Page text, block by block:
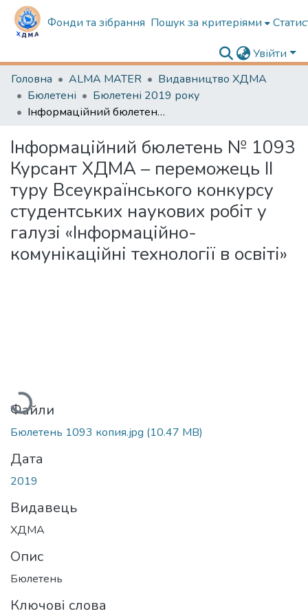
Фонди та зібрання Пошук за критеріями
Увійти
Головна
ALMA MATER
Видавництво ХДМА
Бюлетені
Бюлетені 2019 року
Інформаційний бюлетень № 1093 Курсант ХДМА – переможець ІІ туру Всеукраїнського конкурсу студентських наукових робіт у галузі «Інформаційно-комунікаційні технології в освіті»
Інформаційний бюлетень № 1093
Курсант ХДМА – переможець ІІ
туру Всеукраїнського конкурсу
студентських наукових робіт у
галузі «Інформаційно-
комунікаційні технології в освіті»
Файли
Бюлетень 1093 копия.jpg (10.47 MB)
Дата
2019
Видавець
ХДМА
Опис
Бюлетень
Ключові слова